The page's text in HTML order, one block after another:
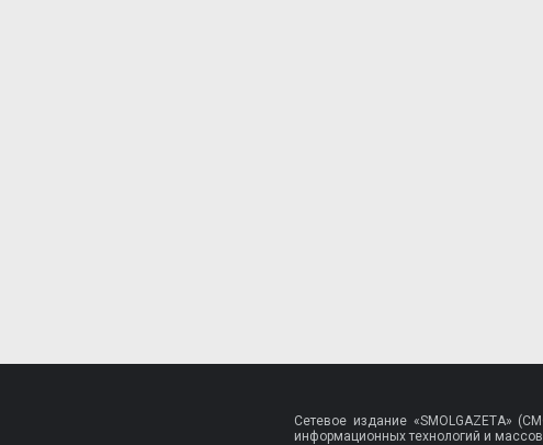
Сетевое издание «SMOLGAZETA»
информационных технологий и